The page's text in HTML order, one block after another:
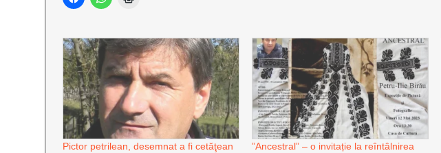
Pictor petrilean, desemnat a fi cetăţean
”Ancestral” – o invitație la reîntâlnirea